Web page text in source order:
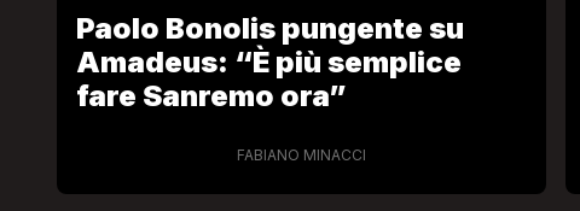
Paolo Bonolis pungente su
Amadeus: “È più semplice
fare Sanremo ora”
FABIANO MINACCI